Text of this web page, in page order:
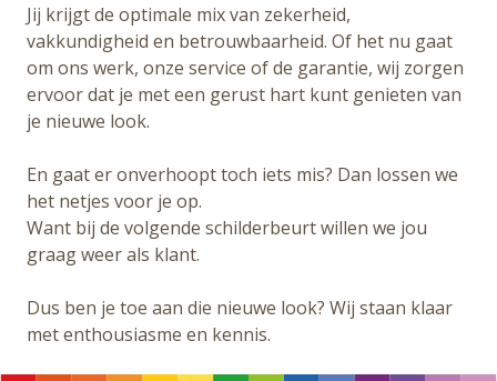
Jij krijgt de optimale mix van zekerheid,
vakkundigheid en betrouwbaarheid. Of het nu gaat
om ons werk, onze service of de garantie, wij zorgen
ervoor dat je met een gerust hart kunt genieten van
je nieuwe look.
En gaat er onverhoopt toch iets mis? Dan lossen we
het netjes voor je op.
Want bij de volgende schilderbeurt willen we jou
graag weer als klant.
Dus ben je toe aan die nieuwe look? Wij staan klaar
met enthousiasme en kennis.